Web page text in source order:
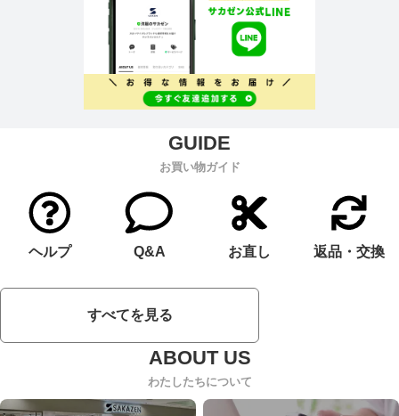
お買い物ガイド
ヘルプ Q&A お直し 返品・交換
すべてを見る
わたしたちについて